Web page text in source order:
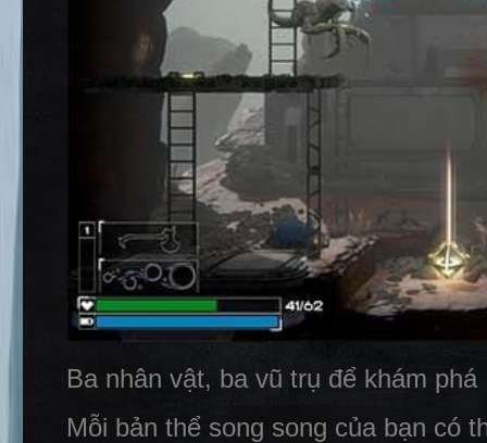
Ba nhân vật, ba vũ trụ để khám phá
Mỗi bản thể song song của bạn có